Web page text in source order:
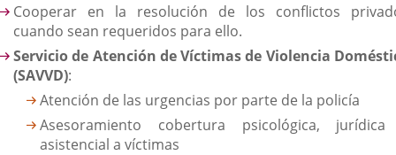
Cooperar en la resolución de los conflictos
cuando sean requeridos para ello.
Servicio de Atención de Víctimas de Violencia
(SAVVD):
Atención de las urgencias por parte de la policía
Asesoramiento cobertura psicológica,
asistencial a víctimas